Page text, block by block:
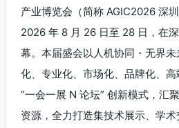
产业博览会（简称 AGIC2026 深
2026 年 8 月 26 日至 28 日，在
幕。本届盛会以人机协同・无界
化、专业化、市场化、品牌化、
“一会一展 N 论坛” 创新模式，汇
资源，全力打造集技术展示、学